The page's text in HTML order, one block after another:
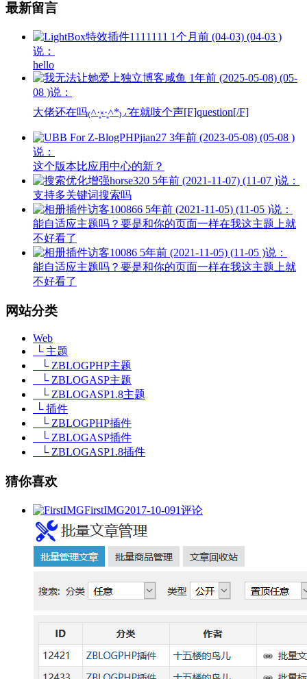
最新留言
1111111 1个月前 (04-03) (04-03 )
说：
hello
咸鱼 1年前 (2025-05-08) (05-
08 )说：
大佬还在吗₍˄·͈༝·͈˄*₎◞ ̑̑在就吱个声[F]question[/F]
jian27 3年前 (2023-05-08) (05-08 )
说：
这个版本比应用中心的新？
horse320 5年前 (2021-11-07) (11-07 )说：
支持多关键词搜索吗
访客100866 5年前 (2021-11-05) (11-05 )说：
能自适应主题吗？要是和你的页面一样在我这主题上就
不好看了
访客10086 5年前 (2021-11-05) (11-05 )说：
能自适应主题吗？要是和你的页面一样在我这主题上就
不好看了
网站分类
Web
└ 主题
└ ZBLOGPHP主题
└ ZBLOGASP主题
└ ZBLOGASP1.8主题
└ 插件
└ ZBLOGPHP插件
└ ZBLOGASP插件
└ ZBLOGASP1.8插件
猜你喜欢
FirstIMG2017-10-091评论